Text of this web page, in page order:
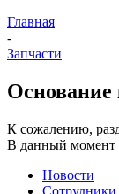
Главная
-
Запчасти
Основание
К сожалению,
В данный момент
Новости
Сотрудники